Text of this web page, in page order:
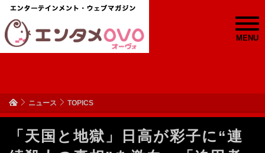
MENU
ニュース TOPICS
「天国と地獄」日高が彩子に“連